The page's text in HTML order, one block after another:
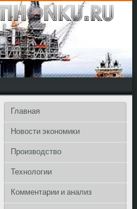
Главная
Новости экономики
Производство
Технологии
Комментарии и анализ